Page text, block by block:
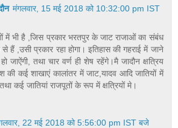
मंगलवार, 15 मई 2018 को 10:32:00 pm IST
में भी है ,जिस प्रकार भरतपुर के जाट राजाओं का संबंध
हैं ,उसी प्रकार रहा होगा। इतिहास की गहराई में जाने
जाऐंगी, तथा चार वर्ण ही शेष रहेंगे।मै जादौन क्षत्रिय
की कई शाखाएं कालांतर में जाट,यादव आदि जातियों में
कई जातियां राजपूतों के रूप में क्षत्रियों मे।
22 मई 2018 को 5:56:00 pm IST बजे